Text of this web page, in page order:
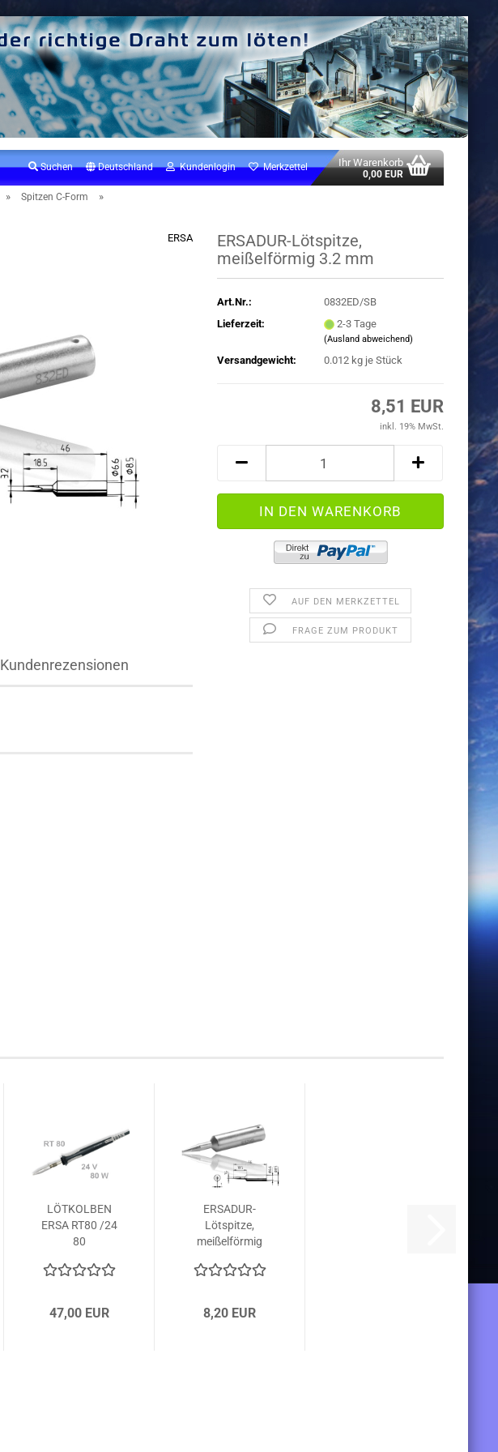
Ihr Warenkorb
0,00 EUR
Suchen Deutschland Kundenlogin Merkzettel
» Spitzen C-Form »
ERSA
ERSADUR-Lötspitze,
meißelförmig 3.2 mm
Art.Nr.:
0832ED/SB
Lieferzeit:
2-3 Tage
(Ausland abweichend)
Versandgewicht: 0.012kg je Stück
8,51 EUR
inkl. 19% MwSt.
AUF DEN MERKZETTEL
FRAGE ZUM PRODUKT
Kundenrezensionen
LÖTKOLBEN
ERSA RT80 /24
80
47,00 EUR
ERSADUR-
Lötspitze,
meißelförmig
8,20 EUR